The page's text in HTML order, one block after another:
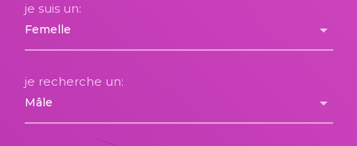
je suis un:
je recherche un: